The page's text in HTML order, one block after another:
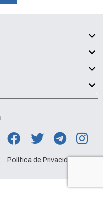
Política de Privacidad